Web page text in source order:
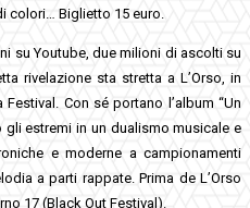
colori… Biglietto 15 euro.
su Youtube, due milioni di ascolti su
rivelazione sta stretta a L’Orso, in
Con sé portano l’album “Un
estremi in un dualismo musicale e
e moderne a campionamenti
a parti rappate. Prima de L’Orso
17 (Black Out Festival).